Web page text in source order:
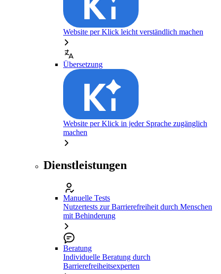
Website per Klick leicht verständlich machen
Übersetzung
Website per Klick in jeder Sprache zugänglich
machen
Dienstleistungen
Manuelle Tests
Nutzertests zur Barrierefreiheit durch Menschen
mit Behinderung
Beratung
Individuelle Beratung durch
Barrierefreiheitsexperten